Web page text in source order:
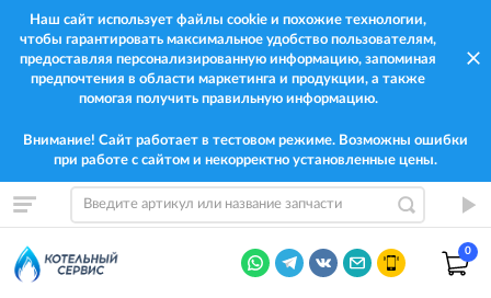
Наш сайт использует файлы cookie и похожие технологии,
чтобы гарантировать максимальное удобство пользователям,
предоставляя персонализированную информацию, запоминая
предпочтения в области маркетинга и продукции, а также
помогая получить правильную информацию.
Внимание! Сайт работает в тестовом режиме. Возможны ошибки
при работе с сайтом и некорректно установленные цены.
0